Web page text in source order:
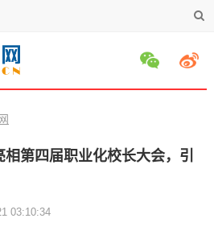
第四届职业化校长大会，引
03:10:34